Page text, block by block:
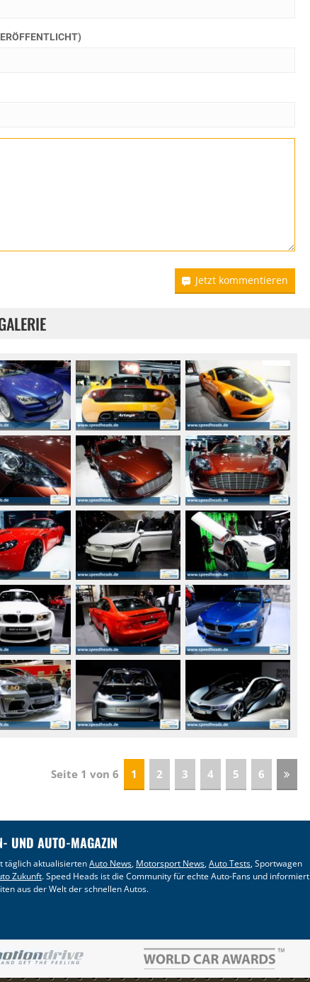
Jetzt kommentieren
Seite 1 von 6 1 2 3 4 5 6
UND AUTO-MAGAZIN
täglich aktualisiertenAuto News, Motorsport News,Auto Tests, Sportwagen
Zukunft. Speed Heads ist die Community für echte Auto-Fans und informiert
aus der Welt der schnellen Autos.